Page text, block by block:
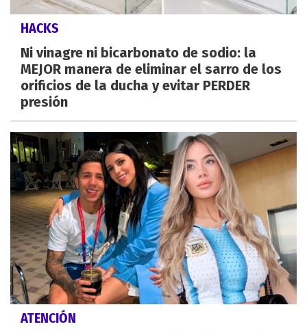
HACKS
Ni vinagre ni bicarbonato de sodio: la
MEJOR manera de eliminar el sarro de los
orificios de la ducha y evitar PERDER
presión
ATENCIÓN